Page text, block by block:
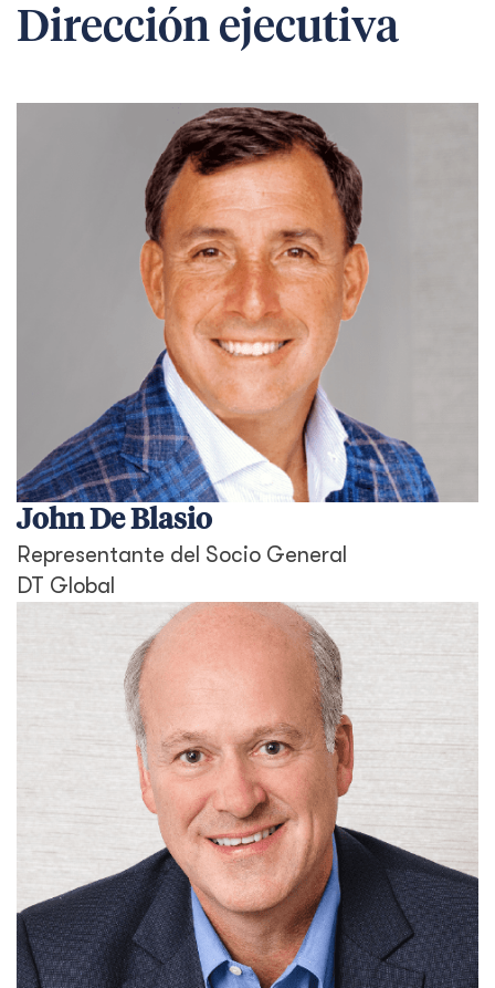
Dirección ejecutiva
John De Blasio
Representante del Socio General
DT Global